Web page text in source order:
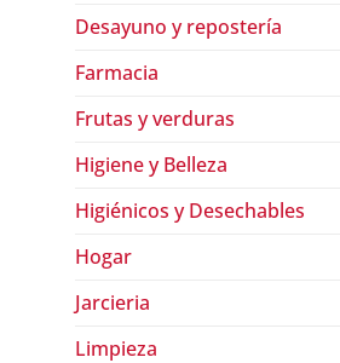
Desayuno y repostería
Farmacia
Frutas y verduras
Higiene y Belleza
Higiénicos y Desechables
Hogar
Jarcieria
Limpieza